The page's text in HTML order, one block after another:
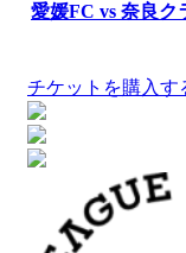
愛媛FC vs 奈良ク
チケットを購入す